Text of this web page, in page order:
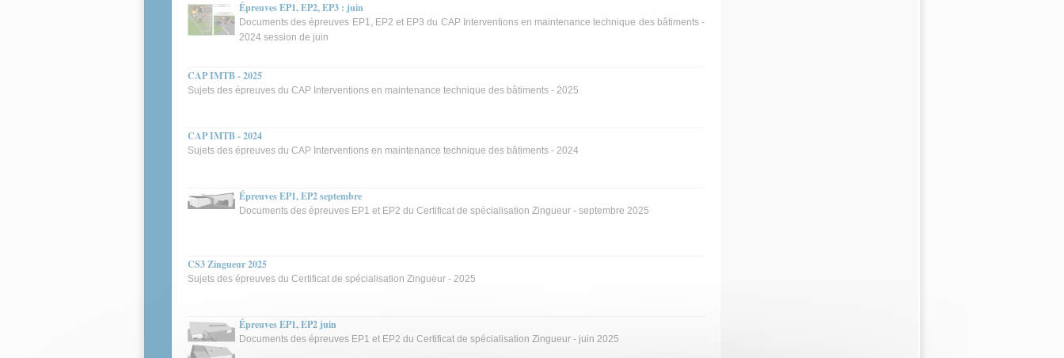
Épreuves EP1, EP2, EP3 : juin
Documents des épreuves EP1, EP2 et EP3 du CAP Interventions en maintenance technique des bâtiments -
2024 session de juin
CAP IMTB - 2025
Sujets des épreuves du CAP Interventions en maintenance technique des bâtiments - 2025
CAP IMTB - 2024
Sujets des épreuves du CAP Interventions en maintenance technique des bâtiments - 2024
Épreuves EP1, EP2 septembre
Documents des épreuves EP1 et EP2 du Certificat de spécialisation Zingueur - septembre 2025
CS3 Zingueur 2025
Sujets des épreuves du Certificat de spécialisation Zingueur - 2025
Épreuves EP1, EP2 juin
Documents des épreuves EP1 et EP2 du Certificat de spécialisation Zingueur - juin 2025